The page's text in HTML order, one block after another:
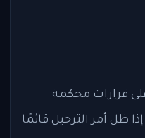
قرارات محكمة
ظل أمر الترحيل قائمًا